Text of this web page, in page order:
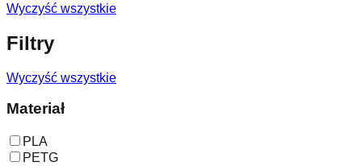
Wyczyść wszystkie
Filtry
Wyczyść wszystkie
Materiał
PLA
PETG